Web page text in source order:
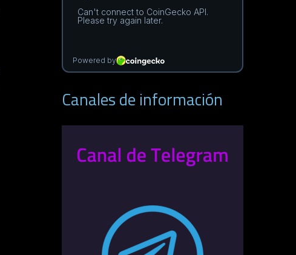
Canales de información